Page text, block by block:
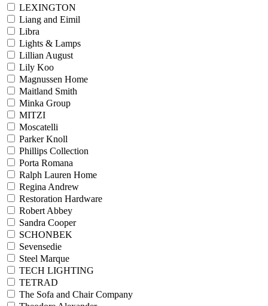
LEXINGTON
Liang and Eimil
Libra
Lights & Lamps
Lillian August
Lily Koo
Magnussen Home
Maitland Smith
Minka Group
MITZI
Moscatelli
Parker Knoll
Phillips Collection
Porta Romana
Ralph Lauren Home
Regina Andrew
Restoration Hardware
Robert Abbey
Sandra Cooper
SCHONBEK
Sevensedie
Steel Marque
TECH LIGHTING
TETRAD
The Sofa and Chair Company